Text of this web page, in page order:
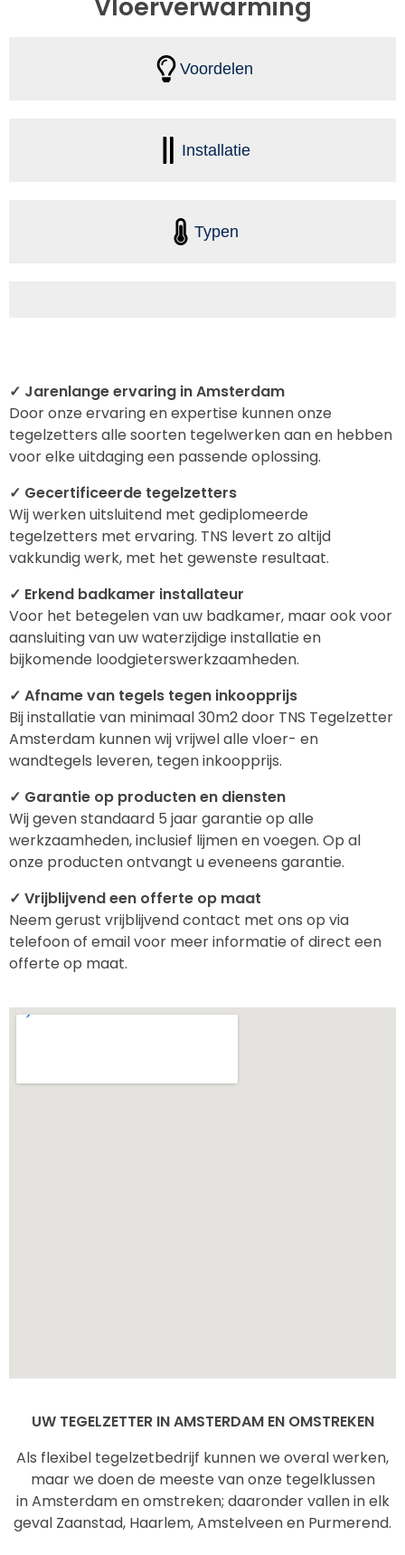
Vloerverwarming
Voordelen
Installatie
Typen
✓ Jarenlange ervaring in Amsterdam
Door onze ervaring en expertise kunnen onze
tegelzetters alle soorten tegelwerken aan en hebben
voor elke uitdaging een passende oplossing.
✓ Gecertificeerde tegelzetters
Wij werken uitsluitend met gediplomeerde
tegelzetters met ervaring. TNS levert zo altijd
vakkundig werk, met het gewenste resultaat.
✓ Erkend badkamer installateur
Voor het betegelen van uw badkamer, maar ook voor
aansluiting van uw waterzijdige installatie en
bijkomende loodgieterswerkzaamheden.
✓ Afname van tegels tegen inkoopprijs
Bij installatie van minimaal 30m2 door TNS Tegelzetter
Amsterdam kunnen wij vrijwel alle vloer- en
wandtegels leveren, tegen inkoopprijs.
✓ Garantie op producten en diensten
Wij geven standaard 5 jaar garantie op alle
werkzaamheden, inclusief lijmen en voegen. Op al
onze producten ontvangt u eveneens garantie.
✓ Vrijblijvend een offerte op maat
Neem gerust vrijblijvend contact met ons op via
telefoon of email voor meer informatie of direct een
offerte op maat.
UW TEGELZETTER IN AMSTERDAM EN OMSTREKEN
Als flexibel tegelzetbedrijf kunnen we overal werken,
maar we doen de meeste van onze tegelklussen
in Amsterdam en omstreken; daaronder vallen in elk
geval Zaanstad, Haarlem, Amstelveen en Purmerend.